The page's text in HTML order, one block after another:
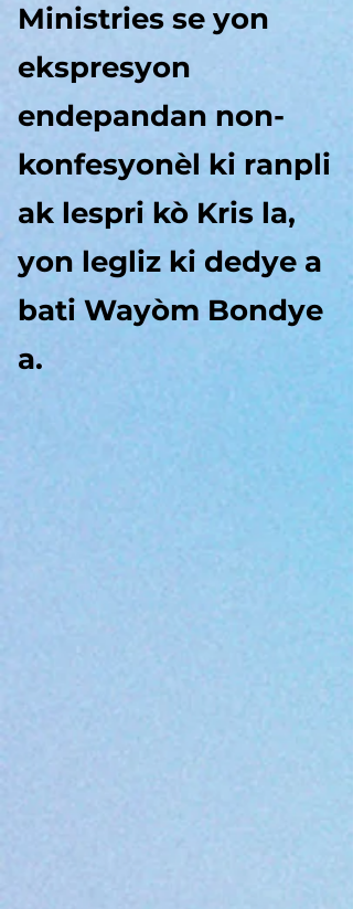
Ministries se yon
ekspresyon
endepandan non-
konfesyonèl ki ranpli
ak lespri kò Kris la,
yon legliz ki dedye a
bati Wayòm Bondye
a.